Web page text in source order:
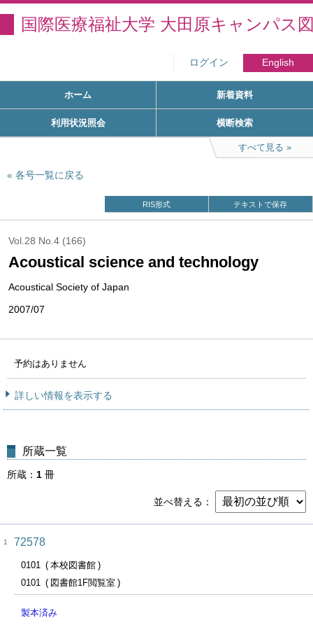
国際医療福祉大学 大田原キャンパス
ログイン English
ホーム 新着資料
利用状況照会 横断検索
すべて見る
各号一覧に戻る
RIS形式 テキストで保存
Vol.28 No.4 (166)
Acoustical science and technology
Acoustical Society of Japan
2007/07
予約はありません
詳しい情報を表示する
所蔵一覧
所蔵 1 冊
並べ替える
1 72578
0101
本校図書館
0101
図書館1F閲覧室
製本済み